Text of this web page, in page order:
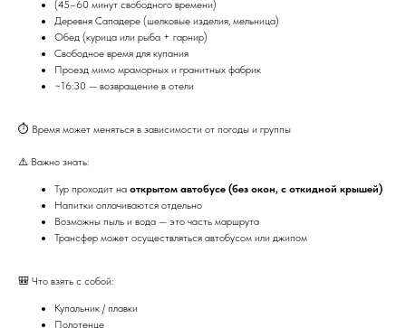
(45–60 минут свободного времени)
Деревня Сападере (шелковые изделия, мельница)
Обед (курица или рыба + гарнир)
Свободное время для купания
Проезд мимо мраморных и гранитных фабрик
~16:30 — возвращение в отели
⏱ Время может меняться в зависимости от погоды и группы
⚠️ Важно знать:
Тур проходит на открытом автобусе (без окон, с откидной крышей)
Напитки оплачиваются отдельно
Возможны пыль и вода — это часть маршрута
Трансфер может осуществляться автобусом или джипом
🎒 Что взять с собой:
Купальник / плавки
Полотенце